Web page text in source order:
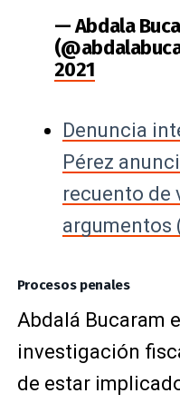
— Abdala
2021
Denuncia
Pérez
recuento de
argumentos
Procesos penales
Abdalá Bucaram
investigación
de estar